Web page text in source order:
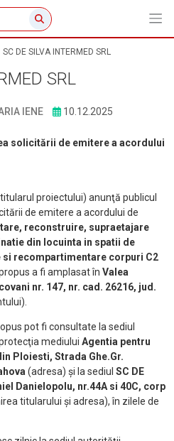
SC DE SILVA INTERMED SRL
SRL
IENE 10.12.2025
solicitării de emitere a acordului
proiectului) anunţă publicul
de emitere a acordului de
reconstruire, supraetajare
din locuinta in spatii de
si recompartimentare corpuri C2
a fi amplasat în Valea
nr. 147, nr. cad. 26216, jud.
pot fi consultate la sediul
mediului Agentia pentru
Ploiesti, Strada Ghe.Gr.
(adresa) şi la sediul SC DE
Danielopolu, nr.44A si 40C, corp
titularului şi adresa), în zilele de